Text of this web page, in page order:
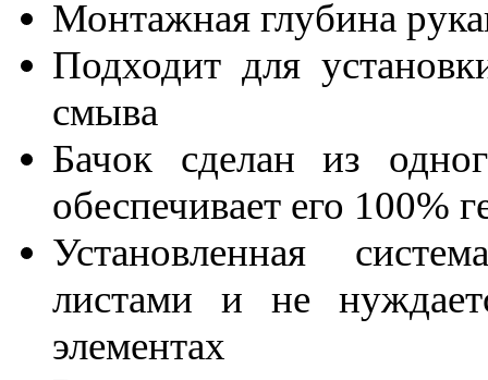
Монтажная глубина
Подходит для
смыва
Бачок сделан из
обеспечивает его 100%
Установленная
листами и не
элементах